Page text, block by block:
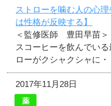
ストローを噛む人の心
は性格が反映する】
＜監修医師 豊田早苗＞
スコーヒーを飲んでい
ローがクシャクシャに・
2017年11月28日
薬